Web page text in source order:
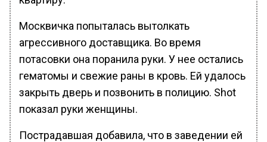
Москвичка попыталась вытолкать
агрессивного доставщика. Во время
потасовки она поранила руки. У нее остались
гематомы и свежие раны в кровь. Ей удалось
закрыть дверь и позвонить в полицию. Shot
показал руки женщины.
Пострадавшая добавила, что в заведении ей